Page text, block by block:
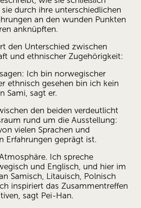
durch ihre unterschiedlichen
an den wunden Punkten
anknüpften.
den Unterschied zwischen
und ethnischer Zugehörigkeit:
Ich bin norwegischer
ethnisch gesehen bin ich kein
Sami, sagt er.
den beiden verdeutlicht
rund um die Ausstellung:
vielen Sprachen und
Erfahrungen geprägt ist.
Ich spreche
und Englisch, und hier im
Samisch, Litauisch, Polnisch
inspiriert das Zusammentreffen
sagt Pei-Han.